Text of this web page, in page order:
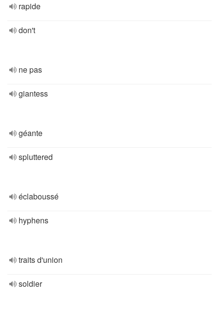
rapide
don't
ne pas
giantess
géante
spluttered
éclaboussé
hyphens
traits d'union
soldier